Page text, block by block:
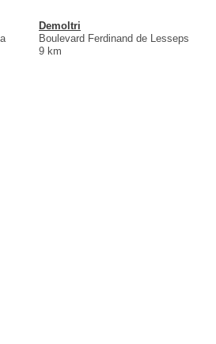
Demoltri
Boulevard Ferdinand de Lesseps
9 km